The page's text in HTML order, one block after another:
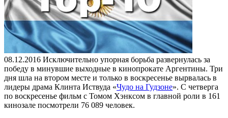
08.12.2016 Исключительно упорная борьба развернулась за
победу в минувшие выходные в кинопрокате Аргентины. Три
дня шла на втором месте и только в воскресенье вырвалась в
лидеры драма Клинта Иствуда «Чудо на Гудзоне». C четверга
по воскресенье фильм с Томом Хэнксом в главной роли в 161
кинозале посмотрели 76 089 человек.